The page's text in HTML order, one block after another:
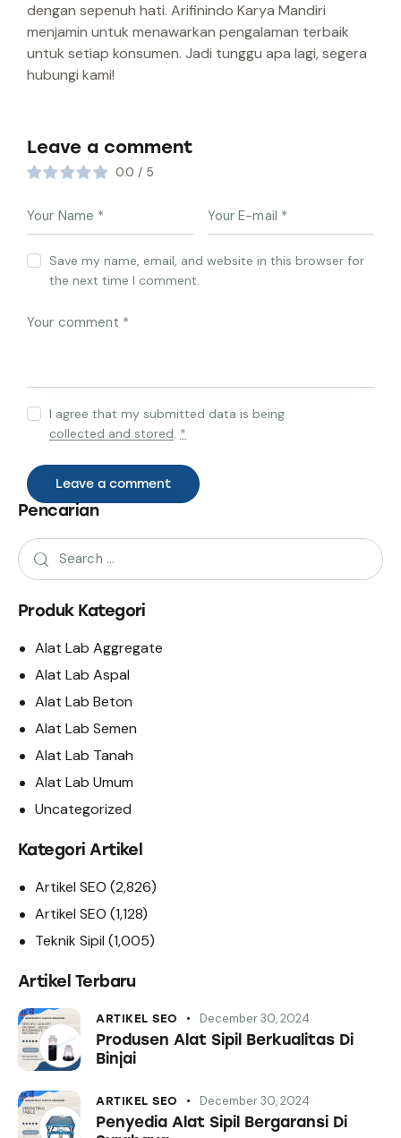
dengan sepenuh hati. Arifinindo Karya Mandiri
menjamin untuk menawarkan pengalaman terbaik
untuk setiap konsumen. Jadi tunggu apa lagi, segera
hubungi kami!
Leave a comment
0.0 / 5
Save my name, email, and website in this browser for
the next time I comment.
I agree that my submitted data is being
collected and stored *
Pencarian
Produk Kategori
Alat Lab Aggregate
Alat Lab Aspal
Alat Lab Beton
Alat Lab Semen
Alat Lab Tanah
Alat Lab Umum
Uncategorized
Kategori Artikel
Artikel SEO (2,826)
Artikel SEO (1,128)
Teknik Sipil (1,005)
Artikel Terbaru
ARTIKEL SEO December 30, 2024
Produsen Alat Sipil Berkualitas Di
Binjai
ARTIKEL SEO December 30, 2024
Penyedia Alat Sipil Bergaransi Di